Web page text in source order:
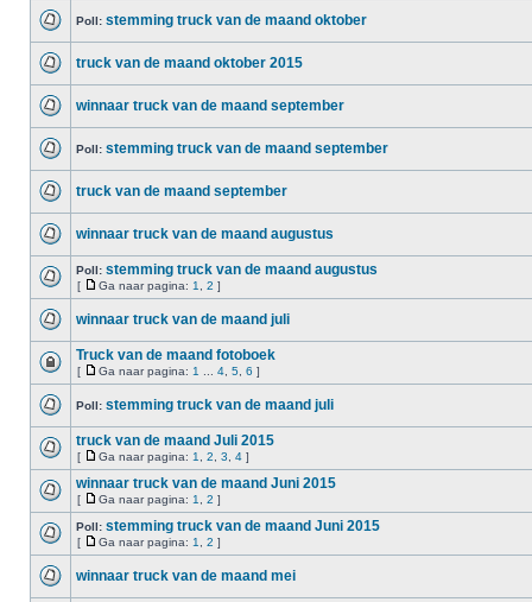
Poll: stemming truck van de maand oktober
truck van de maand oktober 2015
winnaar truck van de maand september
Poll: stemming truck van de maand september
truck van de maand september
winnaar truck van de maand augustus
Poll: stemming truck van de maand augustus
[ Ga naar pagina: 1 2 ]
winnaar truck van de maand juli
Truck van de maand fotoboek
[ Ga naar pagina: 1 4 5 6 ]
Poll: stemming truck van de maand juli
truck van de maand Juli 2015
[ Ga naar pagina: 1 2 3 4 ]
winnaar truck van de maand Juni 2015
[ Ga naar pagina: 1 2 ]
Poll: stemming truck van de maand Juni 2015
[ Ga naar pagina: 1 2 ]
winnaar truck van de maand mei